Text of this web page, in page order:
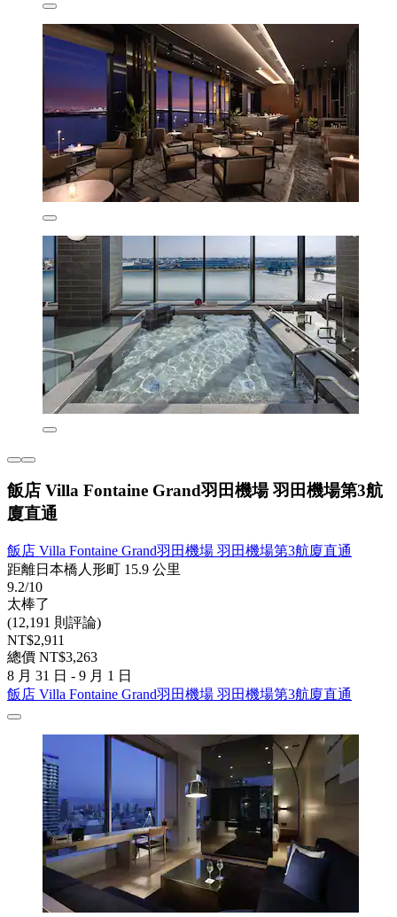
飯店 Villa Fontaine Grand羽田機場 羽田機場第3航
廈直通
飯店 Villa Fontaine Grand羽田機場 羽田機場第3航廈直通
距離日本橋人形町 15.9 公里
9.2/10
太棒了
(12,191 則評論)
NT$2,911
總價 NT$3,263
8 月 31 日 - 9 月 1 日
飯店 Villa Fontaine Grand羽田機場 羽田機場第3航廈直通